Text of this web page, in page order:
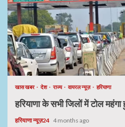
खास खबर देश राज्य वायरल न्यूज़ हरियाणा
हरियाणा के सभी जिलों में टोल
हरियाणा न्यूज़24 4 months ago